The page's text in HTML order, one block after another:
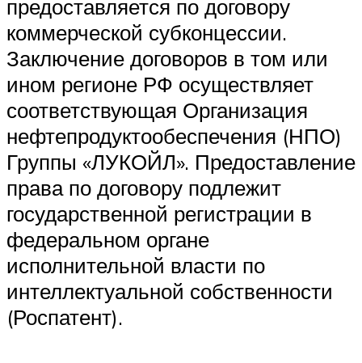
предоставляется по договору
коммерческой субконцессии.
Заключение договоров в том или
ином регионе РФ осуществляет
соответствующая Организация
нефтепродуктообеспечения (НПО)
Группы «ЛУКОЙЛ». Предоставление
права по договору подлежит
государственной регистрации в
федеральном органе
исполнительной власти по
интеллектуальной собственности
(Роспатент).